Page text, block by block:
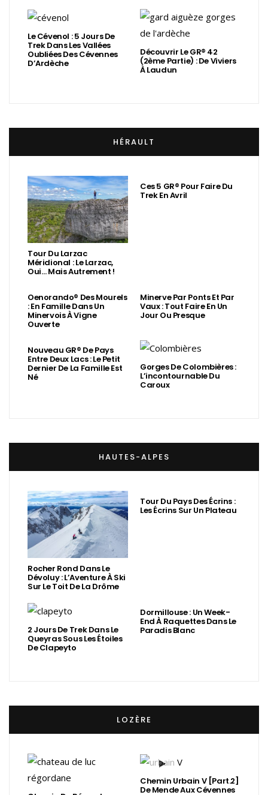
Le Cévenol : 5 Jours De
Trek Dans Les Vallées
Oubliées Des Cévennes
D’Ardèche
Découvrir Le GR® 42
(2ème Partie) : De Viviers
À Laudun
HÉRAULT
Tour Du Larzac
Méridional : Le Larzac,
Oui… Mais Autrement !
Ces 5 GR® Pour Faire Du
Trek En Avril
Oenorando® Des Mourels
: En Famille Dans Un
Minervois À Vigne
Ouverte
Minerve Par Ponts Et Par
Vaux : Tout Faire En Un
Jour Ou Presque
Nouveau GR® De Pays
Entre Deux Lacs : Le Petit
Dernier De La Famille Est
Né
Gorges De Colombières :
L’incontournable Du
Caroux
HAUTES-ALPES
Rocher Rond Dans Le
Dévoluy : L’Aventure À Ski
Sur Le Toit De La Drôme
Tour Du Pays Des Écrins :
Les Écrins Sur Un Plateau
2 Jours De Trek Dans Le
Queyras Sous Les Étoiles
De Clapeyto
Dormillouse : Un Week-
End À Raquettes Dans Le
Paradis Blanc
LOZÈRE
Chemin Urbain V [Part.2]
De Mende Aux Cévennes